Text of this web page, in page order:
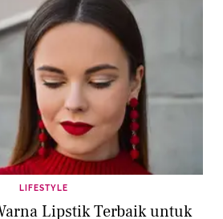
LIFESTYLE
Lipstik Terbaik untuk